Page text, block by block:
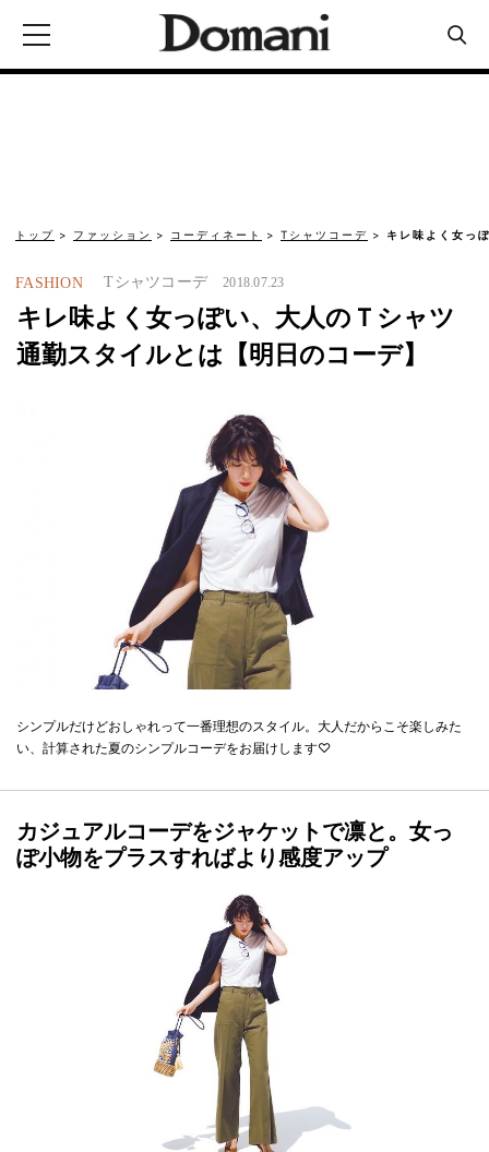
トップ ファッション コーディネート Tシャツコーデ キレ味よく女っ
FASHION Tシャツコーデ 2018.07.23
キレ味よく女っぽい、大人のＴシャツ
通勤スタイルとは【明日のコーデ】
シンプルだけどおしゃれって一番理想のスタイル。大人だからこそ楽しみた
い、計算された夏のシンプルコーデをお届けします♡
カジュアルコーデをジャケットで凛と。女っ
ぽ小物をプラスすればより感度アップ